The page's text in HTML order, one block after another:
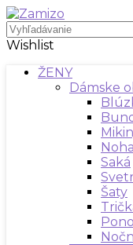
Wishlist
ŽENY
Dámske
Saká
Šaty